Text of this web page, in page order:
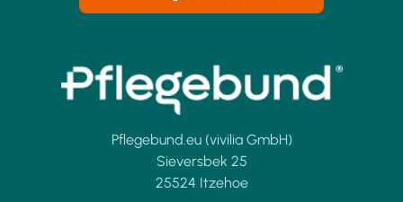
Pflegebund.eu (vivilia GmbH)
Sieversbek 25
25524 Itzehoe